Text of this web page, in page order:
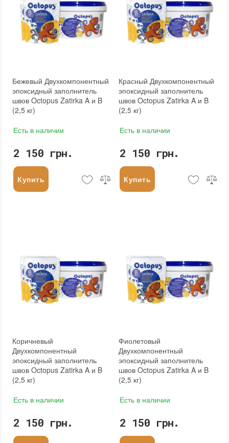
Бежевый Двухкомпонентный
эпоксидный заполнитель
швов Octopus Zatirka A и B
(2,5 кг)
Есть в наличии
2 150 грн.
Купить
Красный Двухкомпонентный
эпоксидный заполнитель
швов Octopus Zatirka A и B
(2,5 кг)
Есть в наличии
2 150 грн.
Купить
Коричневый
Двухкомпонентный
эпоксидный заполнитель
швов Octopus Zatirka A и B
(2,5 кг)
Есть в наличии
2 150 грн.
Фиолетовый
Двухкомпонентный
эпоксидный заполнитель
швов Octopus Zatirka A и B
(2,5 кг)
Есть в наличии
2 150 грн.